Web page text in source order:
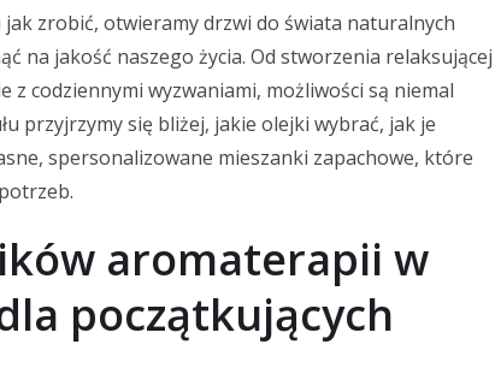
zrobić, otwieramy drzwi do świata naturalnych
na jakość naszego życia. Od stworzenia relaksującej
codziennymi wyzwaniami, możliwości są niemal
przyjrzymy się bliżej, jakie olejki wybrać, jak je
spersonalizowane mieszanki zapachowe, które
aromaterapii w
początkujących